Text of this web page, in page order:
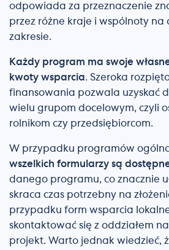
odpowiada za przeznaczenie
przez różne kraje i wspólnoty na
zakresie.
Każdy program ma swoje
kwoty wsparcia. Szeroka
finansowania pozwala uzyskać
wielu grupom docelowym, czyli
rolnikom czy przedsiębiorcom.
W przypadku programów
wszelkich formularzy są
danego programu, co znacznie
skraca czas potrzebny na
przypadku form wsparcia
skontaktować się z oddziałem
projekt. Warto jednak wiedzieć,